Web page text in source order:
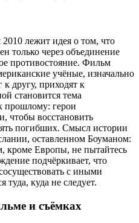
лежит идея о том, что
только через объединение
противостояние. Фильм
учёные, изначально
к другу, приходят к
становится тема
прошлому: герои
чтобы восстановить
погибших. Смысл истории
оставленном Боуманом:
кроме Европы, не пытайтесь
подчёркивает, что
с иными
куда не следует.
и съёмках